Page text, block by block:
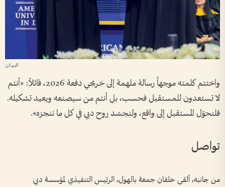
واختتم كلمته موجهاً رسالة ملهمة إلى خريجي دفعة 2026، قائلاً: «أنتم
لا تستعدون للمستقبل فحسب، بل أنتم من سيصنعه ويعيد تشكيله.
فلنحوّل المستقبل إلى واقع، ولنجسّد روح دبي في كل ما ننجزه».
تواصل
من جانبه، ألقى خلفان جمعة بالهول، الرئيس التنفيذي لمؤسسة دبي